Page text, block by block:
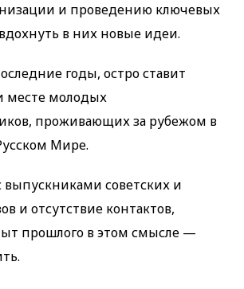
и проведению ключевых
в них новые идеи.
годы, остро ставит
месте молодых
проживающих за рубежом в
Мире.
выпускниками советских и
и отсутствие контактов,
прошлого в этом смысле —